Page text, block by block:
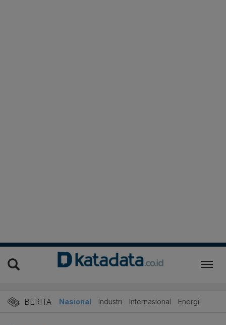
BERITA Nasional Industri Internasional Energi